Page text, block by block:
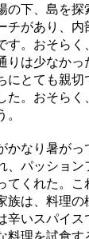
の下、島を
チがあり、内
す。おそら
りは少なか
にとても親
た。おそら
かなり暑が
、パッショ
てくれた。
族は、料理
辛いスパイ